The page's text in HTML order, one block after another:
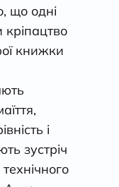
що одні
книжки
і
зустріч
технічного